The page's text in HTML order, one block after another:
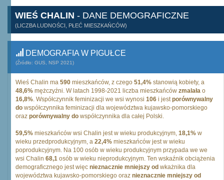
WIEŚ CHALIN - DANE DEMOGRAFICZNE
(LICZBA LUDNOŚCI, PŁEĆ MIESZKAŃCÓW)
DEMOGRAFIA W PIGUŁCE
(Źródło: GUS, NSP 2021)
Wieś Chalin ma 590 mieszkańców, z czego 51,4% stanowią kobiety, a
48,6% mężczyźni. W latach 1998-2021 liczba mieszkańców zmalała o
16,8%. Współczynnik feminizacji we wsi wynosi 106 i jestporównywalny
do współczynnika feminizacji dla województwa kujawsko-pomorskiego
oraz porównywalny do współczynnika dla całej Polski.
59,5% mieszkańców wsi Chalin jest w wieku produkcyjnym, 18,1% w
wieku przedprodukcyjnym, a 22,4% mieszkańców jest w wieku
poprodukcyjnym. Na 100 osób w wieku produkcyjnym przypada we we
wsi Chalin 68,1 osób w wieku nieprodukcyjnym. Ten wskaźnik obciążenia
demograficznego jest więc nieznacznie mniejszy od wkażnika dla
województwa kujawsko-pomorskiego oraz nieznacznie mniejszy od